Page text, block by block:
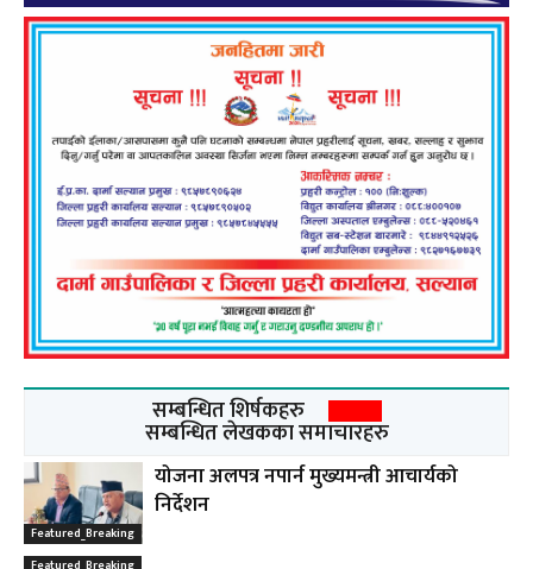
सम्बन्धित शिर्षकहरु
सम्बन्धित लेखकका समाचारहरु
Featured_Breaking
योजना अलपत्र नपार्न मुख्यमन्त्री आचार्यको
निर्देशन